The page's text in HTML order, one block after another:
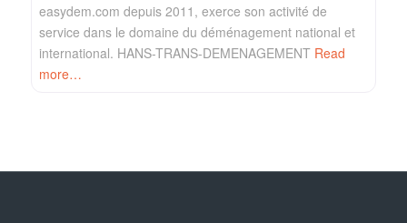
easydem.com depuis 2011, exerce son activité de
service dans le domaine du déménagement national et
international. HANS-TRANS-DEMENAGEMENT Read
more…